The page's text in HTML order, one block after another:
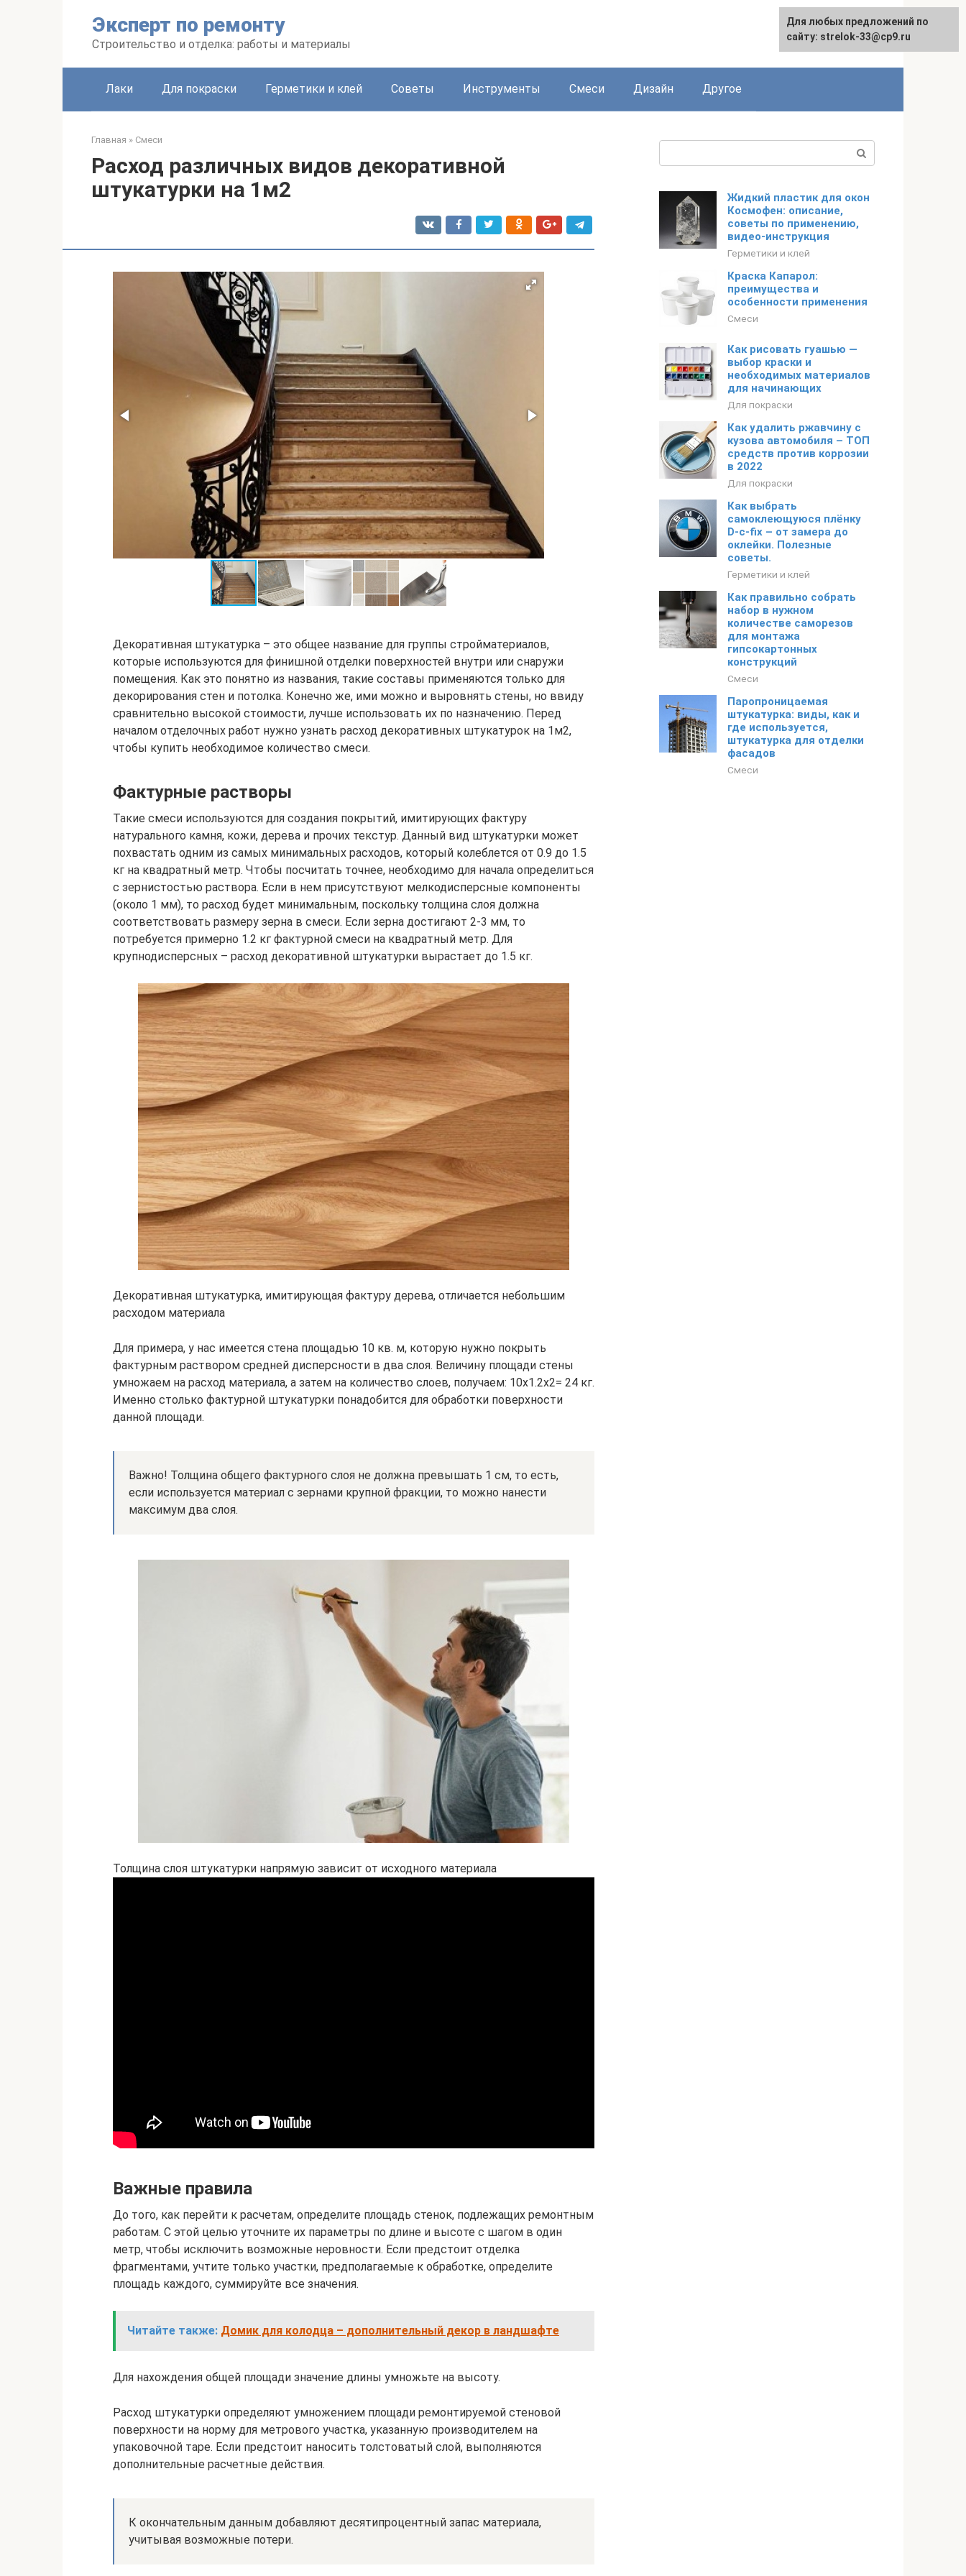
Эксперт по ремонту
Строительство и отделка: работы и материалы
Лаки Для покраски Герметики и клей Советы Инструменты Смеси Дизайн Другое
Главная » Смеси
Расход различных видов декоративной
штукатурки на 1м2
Декоративная штукатурка – это общее название для группы стройматериалов,
которые используются для финишной отделки поверхностей внутри или снаружи
помещения. Как это понятно из названия, такие составы применяются только для
декорирования стен и потолка. Конечно же, ими можно и выровнять стены, но ввиду
сравнительно высокой стоимости, лучше использовать их по назначению. Перед
началом отделочных работ нужно узнать расход декоративных штукатурок на 1м2,
чтобы купить необходимое количество смеси.
Фактурные растворы
Такие смеси используются для создания покрытий, имитирующих фактуру
натурального камня, кожи, дерева и прочих текстур. Данный вид штукатурки может
похвастать одним из самых минимальных расходов, который колеблется от 0.9 до 1.5
кг на квадратный метр. Чтобы посчитать точнее, необходимо для начала определиться
с зернистостью раствора. Если в нем присутствуют мелкодисперсные компоненты
(около 1 мм), то расход будет минимальным, поскольку толщина слоя должна
соответствовать размеру зерна в смеси. Если зерна достигают 2-3 мм, то
потребуется примерно 1.2 кг фактурной смеси на квадратный метр. Для
крупнодисперсных – расход декоративной штукатурки вырастает до 1.5 кг.
Декоративная штукатурка, имитирующая фактуру дерева, отличается небольшим
расходом материала
Для примера, у нас имеется стена площадью 10 кв. м, которую нужно покрыть
фактурным раствором средней дисперсности в два слоя. Величину площади стены
умножаем на расход материала, а затем на количество слоев, получаем: 10х1.2х2= 24 кг.
Именно столько фактурной штукатурки понадобится для обработки поверхности
данной площади.
Важно! Толщина общего фактурного слоя не должна превышать 1 см, то есть,
если используется материал с зернами крупной фракции, то можно нанести
максимум два слоя.
Толщина слоя штукатурки напрямую зависит от исходного материала
Важные правила
До того, как перейти к расчетам, определите площадь стенок, подлежащих ремонтным
работам. С этой целью уточните их параметры по длине и высоте с шагом в один
метр, чтобы исключить возможные неровности. Если предстоит отделка
фрагментами, учтите только участки, предполагаемые к обработке, определите
площадь каждого, суммируйте все значения.
Читайте также: Домик для колодца – дополнительный декор в ландшафте
Для нахождения общей площади значение длины умножьте на высоту.
Расход штукатурки определяют умножением площади ремонтируемой стеновой
поверхности на норму для метрового участка, указанную производителем на
упаковочной таре. Если предстоит наносить толстоватый слой, выполняются
дополнительные расчетные действия.
К окончательным данным добавляют десятипроцентный запас материала,
учитывая возможные потери.
Жидкий пластик для окон
Космофен: описание,
советы по применению,
видео-инструкция
Герметики и клей
Краска Капарол:
преимущества и
особенности применения
Смеси
Как рисовать гуашью —
выбор краски и
необходимых материалов
для начинающих
Для покраски
Как удалить ржавчину с
кузова автомобиля – ТОП
средств против коррозии
в 2022
Для покраски
Как выбрать
самоклеющуюся плёнку
D-c-fix – от замера до
оклейки. Полезные
советы.
Герметики и клей
Как правильно собрать
набор в нужном
количестве саморезов
для монтажа
гипсокартонных
конструкций
Смеси
Паропроницаемая
штукатурка: виды, как и
где используется,
штукатурка для отделки
фасадов
Смеси
Для любых предложений по
сайту: strelok-33@cp9.ru
Для любых предложений по
сайту: strelok-33@cp9.ru